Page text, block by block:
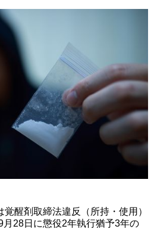
醒剤取締法違反（所持・使用）
28日に懲役2年執行猶予3年の